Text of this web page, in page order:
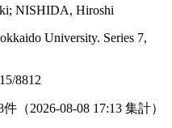
NISHIDA, Hiroshi
University. Series 7,
8812
件 （2026-08-08 17:13 集計）